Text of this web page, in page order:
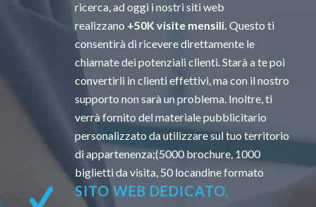
ricerca, ad oggi i nostri siti web
realizzano +50K visite mensili. Questo ti
consentirà di ricevere direttamente le
chiamate dei potenziali clienti. Starà a te poi
convertirli in clienti effettivi, ma con il nostro
supporto non sarà un problema. Inoltre, ti
verrà fornito del materiale pubblicitario
personalizzato da utilizzare sul tuo territorio
di appartenenza;(5000 brochure, 1000
biglietti da visita, 50 locandine formato
SITO WEB DEDICATO,